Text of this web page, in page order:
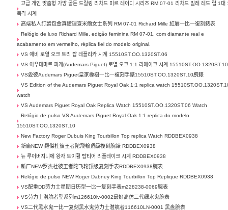
고급 개인 맞춤형 가방 골든 드릴링 리차드 미르 레이디 시리즈 RM 07-01 리차드 밀레 레드 립 1대
복각 시계
高端私人訂製包金真鑽理查米爾女士系列 RM 07-01 Richard Mille 紅唇一比一復刻錶表
Relógio de luxo Richard Mille, edição feminina RM 07-01, com diamante real e
acabamento em vermelho, réplica fiel do modelo original.
VS 애비 로열 오크 트리 탑 레플리카 시계 15510ST.OO.1320ST.06
VS 아우데마르 피게(Audemars Piguet) 로열 오크 1:1 리메이크 시계 15510ST.OO.1320ST.10
VS愛彼Audemars Piguet皇家橡樹一比一複刻手錶15510ST.OO.1320ST.10腕錶
VS Edition of the Audemars Piguet Royal Oak 1:1 replica watch
watch
VS Audemars Piguet Royal Oak Replica Watch 15510ST.OO.1320ST.06 Watch
Relógio de pulso VS Audemars Piguet Royal Oak 1:1 replica do modelo
15510ST.OO.1320ST.10
New Factory Roger Dubuis King Tourbillon Top replica Watch RDDBEX0938
新廠NEW 羅傑杜彼王者陀飛輪頂級複刻腕錶 RDDBEX0938
뉴 루이버지니에 왕자 토이휠 탑티어 리플레이크 시계 RDDBEX0938
新厂NEW罗杰杜彼王者陀飞轮顶级复刻手表RDDBEX0938腕表
Relógio de pulso NEW Roger Dabney King Tourbillon Top Replique RDDBEX0938
VS配重DD劳力士星期日历型一比一复刻手表m228238-0069腕表
VS劳力士潜航者型系列m126610lv-0002最好高仿三代绿水鬼腕表
VS二代黑水鬼一比一复刻黑水鬼劳力士潜航者116610LN-0001 黑盘腕表